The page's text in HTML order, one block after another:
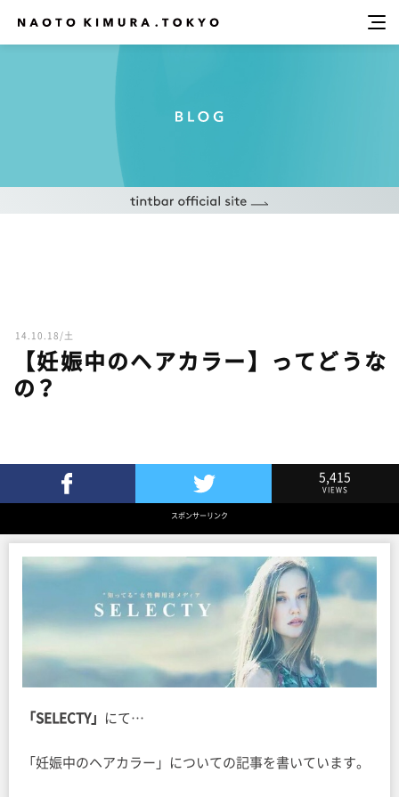
14.10.18/土
【妊娠中のヘアカラー】ってどうな
の？
Twitterでツイート
5,415
VIEWS
スポンサーリンク
「SELECTY」 にて…
「妊娠中のヘアカラー」についての記事を書いています。